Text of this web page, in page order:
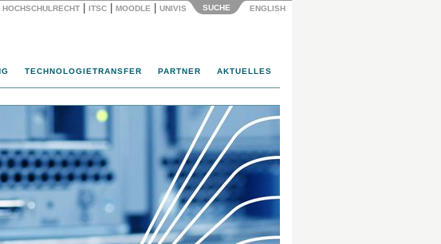
HOCHSCHULRECHT ITSC MOODLE UNIVIS SUCHE ENGLISH
TECHNOLOGIETRANSFER PARTNER AKTUELLES